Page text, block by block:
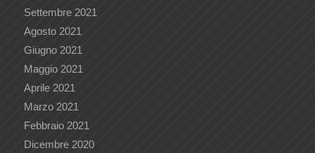
Settembre 2021
Agosto 2021
Giugno 2021
Maggio 2021
Aprile 2021
Marzo 2021
Febbraio 2021
Dicembre 2020